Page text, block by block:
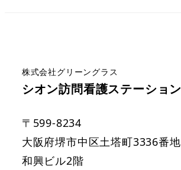
株式会社グリーングラス
シオン訪問看護ステーション
〒599-8234
大阪府堺市中区土塔町3336番地
和興ビル2階